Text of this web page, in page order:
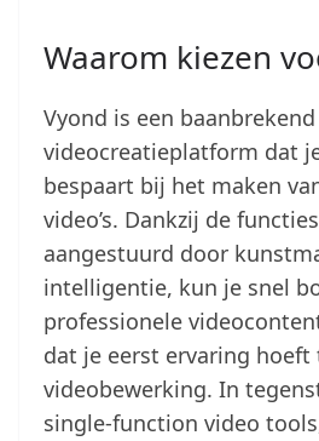
Waarom kiezen
Vyond is een baanbrekend
videocreatieplatform dat
bespaart bij het maken
video’s. Dankzij de
aangestuurd door
intelligentie, kun je snel
professionele
dat je eerst ervaring hoeft
videobewerking. In
single-function video